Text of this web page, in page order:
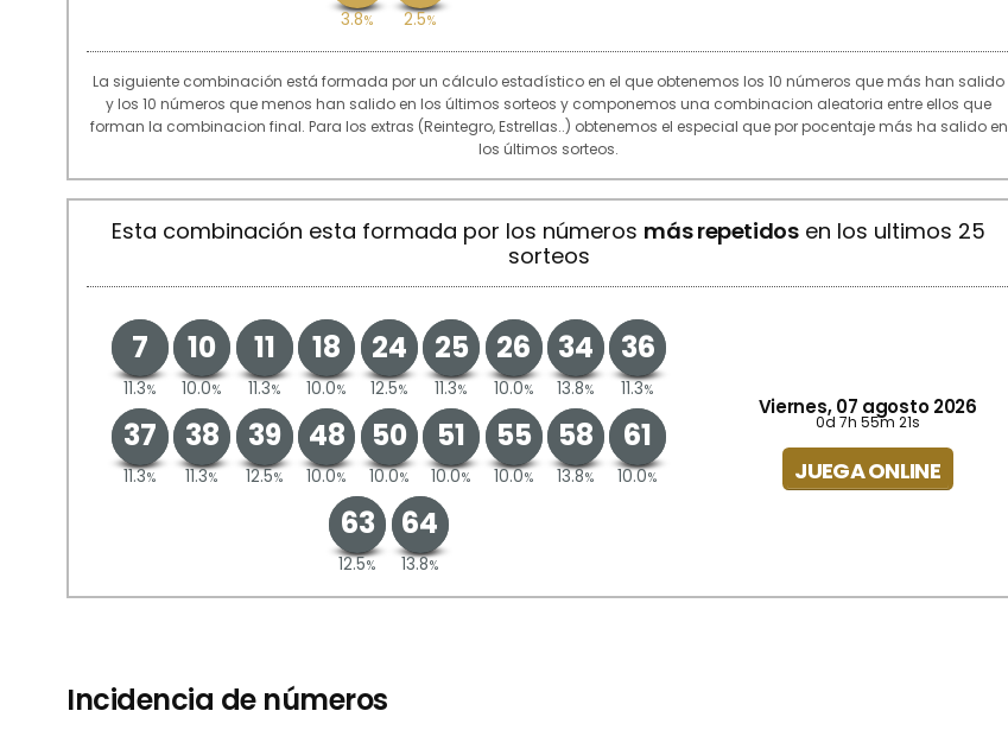
3.8% 2.5%
La siguiente combinación está formada por un cálculo estadístico en el que obtenemos los 10 números que más han salido
y los 10 números que menos han salido en los últimos sorteos y componemos una combinacion aleatoria entre ellos que
forman la combinacion final. Para los extras (Reintegro, Estrellas..) obtenemos el especial que por pocentaje más ha salido en
los últimos sorteos.
Esta combinación esta formada por los números más repetidosen los ultimos 25
sorteos
7
11.3%
10
10.0%
11
11.3%
18
10.0%
24
12.5%
25
11.3%
26
10.0%
34
13.8%
36
11.3%
37
11.3%
38
11.3%
39
12.5%
48
10.0%
50
10.0%
51
10.0%
55
10.0%
58
13.8%
61
10.0%
63
12.5%
64
13.8%
Viernes, 07 agosto 2026
0d 7h 55m 21s
JUEGA ONLINE
Incidencia de números